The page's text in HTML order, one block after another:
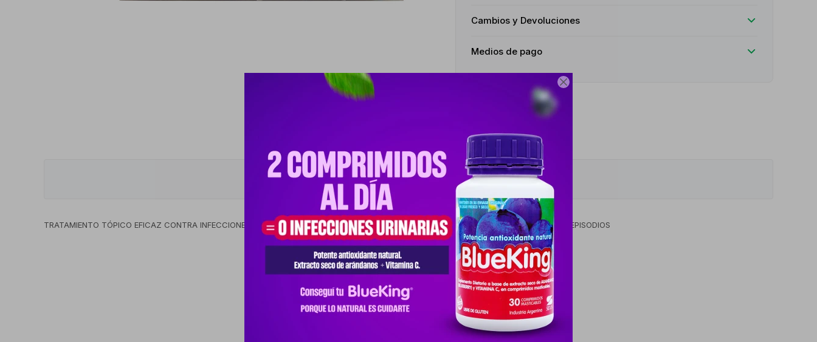

Cambios y Devoluciones
Medios de pago
Descripción
TRATAMIENTO TÓPICO EFICAZ CONTRA INFECCIONES CUTÁNEAS POR HERPES SIMPLE. IDEAL PARA HERPES LABIAL Y GENITAL, TANTO EN EPISODIOS
Productos que te pueden interesar